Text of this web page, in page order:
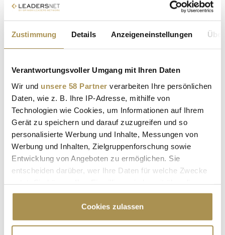
Zustimmung Details Anzeigeneinstellungen
Verantwortungsvoller Umgang mit Ihren Daten
Wir und unsere 58 Partner verarbeiten Ihre persönlichen
Daten, wie z. B. Ihre IP-Adresse, mithilfe von
Technologien wie Cookies, um Informationen auf Ihrem
Gerät zu speichern und darauf zuzugreifen und so
personalisierte Werbung und Inhalte, Messungen von
Werbung und Inhalten, Zielgruppenforschung sowie
Entwicklung von Angeboten zu ermöglichen. Sie
entscheiden darüber, wer Ihre Daten für welche Zwecke
Cookie-Erklärung oder durch Klicken auf das Privacy
Trigger Symbol ändern oder widerrufen
Cookies zulassen